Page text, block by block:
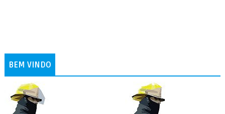
BEM VINDO